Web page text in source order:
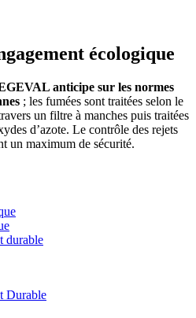
écologique
anticipe sur les normes
; les fumées sont traitées selon le
un filtre à manches puis traitées
d’azote. Le contrôle des rejets
un maximum de sécurité.
durable
Durable